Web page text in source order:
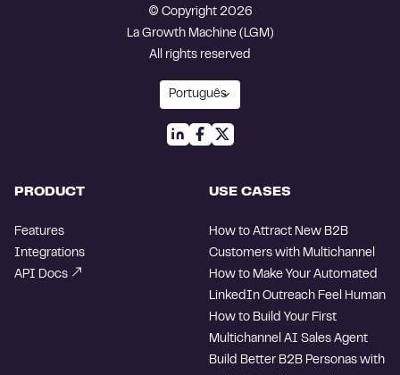
© Copyright 2026
La Growth Machine (LGM)
All rights reserved
PRODUCT
Features
Integrations
API Docs
USE CASES
How to Attract New B2B
Customers with Multichannel
How to Make Your Automated
LinkedIn Outreach Feel Human
How to Build Your First
Multichannel AI Sales Agent
Build Better B2B Personas with